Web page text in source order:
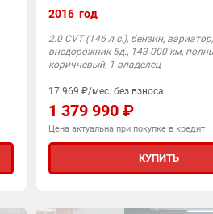
2016 год
2.0 CVT (146 л.с.), бензин, вариатор,
внедорожник 5д., 143 000 км,
коричневый, 1 владелец
17 969 ₽/мес. без взноса
1 379 990 ₽
Цена актуальна при покупке в кредит
КУПИТЬ